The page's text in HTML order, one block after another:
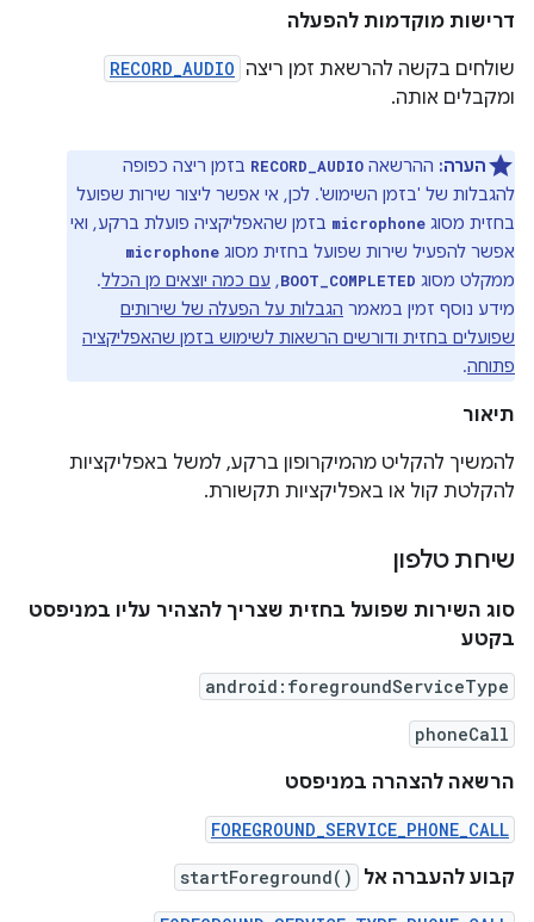
דרישות מוקדמות להפעלה
שולחים בקשה להרשאת זמן ריצה RECORD_AUDIO
ומקבלים אותה.
הערה: ההרשאה RECORD_AUDIO בזמן ריצה כפופה
להגבלות של 'בזמן השימוש'. לכן, אי אפשר ליצור שירות שפועל
בחזית מסוג microphone בזמן שהאפליקציה פועלת ברקע, ואי
אפשר להפעיל שירות שפועל בחזית מסוג microphone
ממקלט מסוג BOOT_COMPLETED
, עם כמה יוצאים מן הכלל.
מידע נוסף זמין במאמר הגבלות על הפעלה של שירותים
שפועלים בחזית ודורשים הרשאות לשימוש בזמן שהאפליקציה
פתוחה.
תיאור
להמשיך להקליט מהמיקרופון ברקע, למשל באפליקציות
להקלטת קול או באפליקציות תקשורת.
שיחת טלפון
סוג השירות שפועל בחזית שצריך להצהיר עליו במניפסט
בקטע
android:foregroundServiceType
phoneCall
הרשאה להצהרה במניפסט
FOREGROUND_SERVICE_PHONE_CALL
קבוע להעברה אל startForeground()